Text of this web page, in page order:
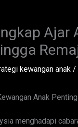
Ajar
kewangan anak/
Anak
menghadapi